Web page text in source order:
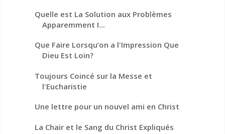
Quelle est La Solution aux Problèmes
Apparemment I...
Que Faire Lorsqu’on a l'Impression Que
Dieu Est Loin?
Toujours Coincé sur la Messe et
l'Eucharistie
Une lettre pour un nouvel ami en Christ
La Chair et le Sang du Christ Expliqués